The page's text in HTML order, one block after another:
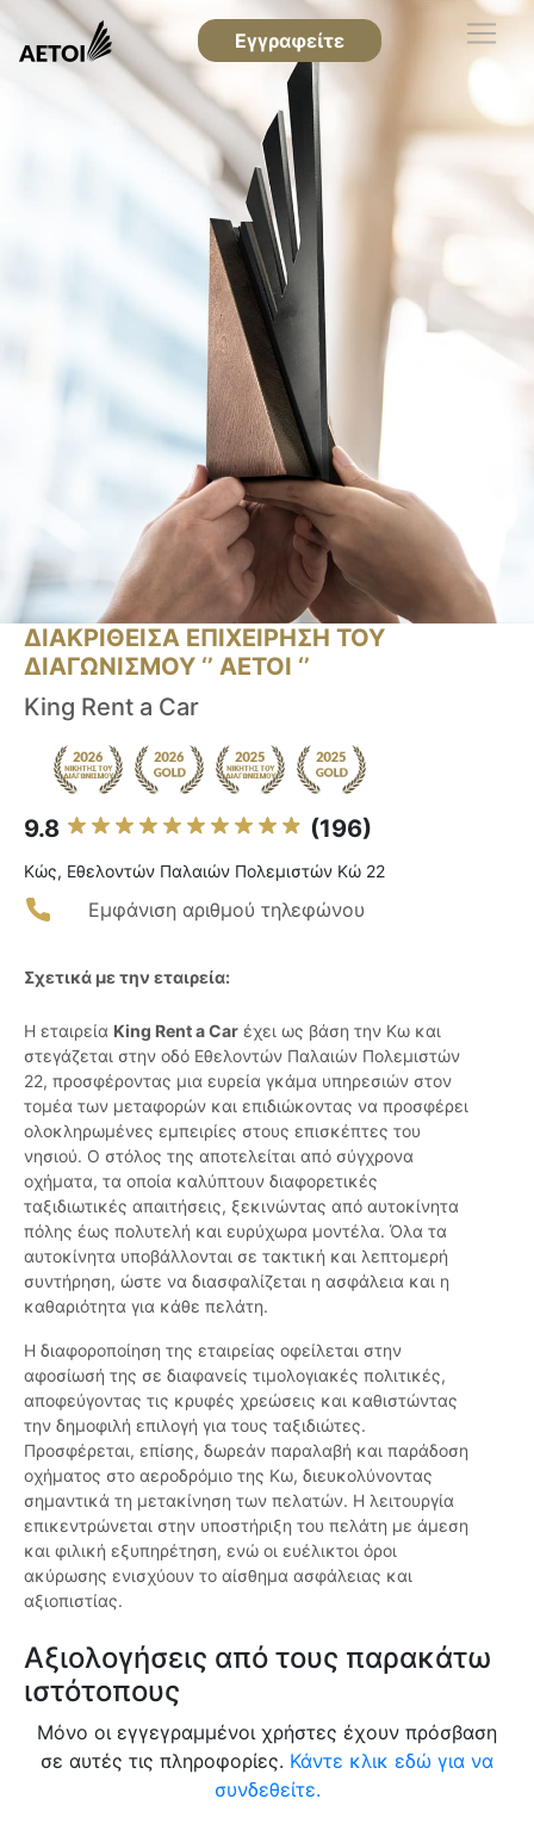
Εγγραφείτε
ΔΙΑΚΡΙΘΕΙΣΑ ΕΠΙΧΕΙΡΗΣΗ ΤΟΥ
ΔΙΑΓΩΝΙΣΜΟΥ ‘’ ΑΕΤΟΙ ‘’
King Rent a Car
9.8 (196)
Κώς, Εθελοντών Παλαιών Πολεμιστών Κώ 22
Εμφάνιση αριθμού τηλεφώνου
Σχετικά με την εταιρεία:
Η εταιρεία King Rent a Car έχει ως βάση την Κω και
στεγάζεται στην οδό Εθελοντών Παλαιών Πολεμιστών
22, προσφέροντας μια ευρεία γκάμα υπηρεσιών στον
τομέα των μεταφορών και επιδιώκοντας να προσφέρει
ολοκληρωμένες εμπειρίες στους επισκέπτες του
νησιού. Ο στόλος της αποτελείται από σύγχρονα
οχήματα, τα οποία καλύπτουν διαφορετικές
ταξιδιωτικές απαιτήσεις, ξεκινώντας από αυτοκίνητα
πόλης έως πολυτελή και ευρύχωρα μοντέλα. Όλα τα
αυτοκίνητα υποβάλλονται σε τακτική και λεπτομερή
συντήρηση, ώστε να διασφαλίζεται η ασφάλεια και η
καθαριότητα για κάθε πελάτη.
Η διαφοροποίηση της εταιρείας οφείλεται στην
αφοσίωσή της σε διαφανείς τιμολογιακές πολιτικές,
αποφεύγοντας τις κρυφές χρεώσεις και καθιστώντας
την δημοφιλή επιλογή για τους ταξιδιώτες.
Προσφέρεται, επίσης, δωρεάν παραλαβή και παράδοση
οχήματος στο αεροδρόμιο της Κω, διευκολύνοντας
σημαντικά τη μετακίνηση των πελατών. Η λειτουργία
επικεντρώνεται στην υποστήριξη του πελάτη με άμεση
και φιλική εξυπηρέτηση, ενώ οι ευέλικτοι όροι
ακύρωσης ενισχύουν το αίσθημα ασφάλειας και
αξιοπιστίας.
Αξιολογήσεις από τους παρακάτω
ιστότοπους
Μόνο οι εγγεγραμμένοι χρήστες έχουν πρόσβαση
σε αυτές τις πληροφορίες. Κάντε κλικ εδώ για να
συνδεθείτε.